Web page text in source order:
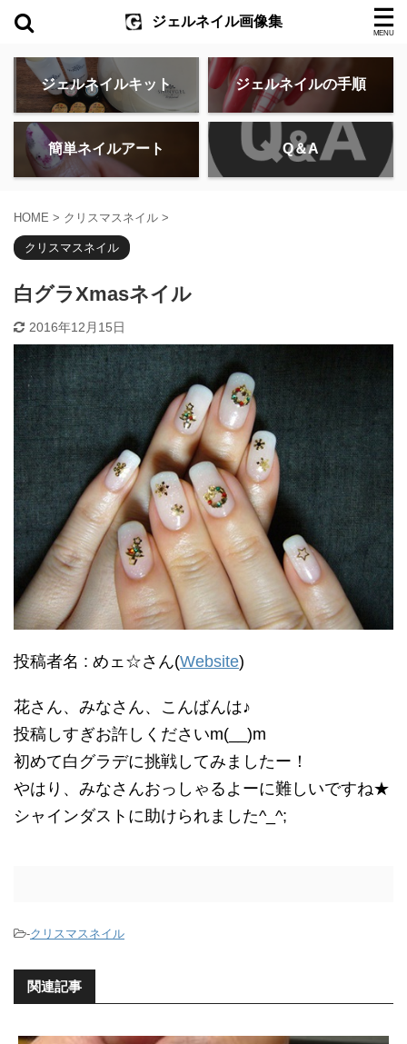
ジェルネイル画像集
ジェルネイルキット ジェルネイルの手順
簡単ネイルアート Q＆A
HOME > クリスマスネイル >
クリスマスネイル
白グラXmasネイル
2016年12月15日
投稿者名 : めェ☆さん(Website)
花さん、みなさん、こんばんは♪
投稿しすぎお許しくださいm(__)m
初めて白グラデに挑戦してみましたー！
やはり、みなさんおっしゃるよーに難しいですね★
シャインダストに助けられました^_^;
-クリスマスネイル
関連記事